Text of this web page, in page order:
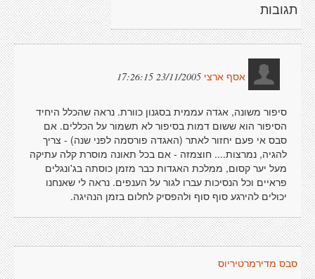
תגובות
אסף ארצי 23/11/2005 17:26:15
סיפור משונה, אגדה עממית בסגנון כוורת. נראה שהכלל היחיד
הסיפור הוא ששום דמות בסיפור לא תשמור על הכללים. אם
סבס אי פעם יחזור לאתר (האגדה פורסמה לפני שנה) - צריך
להגיה, נמרצות.... חוצמזה - אם בכל תאונה מוסרת קלה עתיקה
מעל יער קסום, ממלכת האגדות כבר מזמן כוסתה בג'ונגלים
פראיים וכל הנסיכות עברו לגור על הענפים. נראה לי שאנחנו
יכולים להירגע סוף סוף ולהפסיק לחלום בזמן הנהיגה.
סבס מדירמרטיריוס